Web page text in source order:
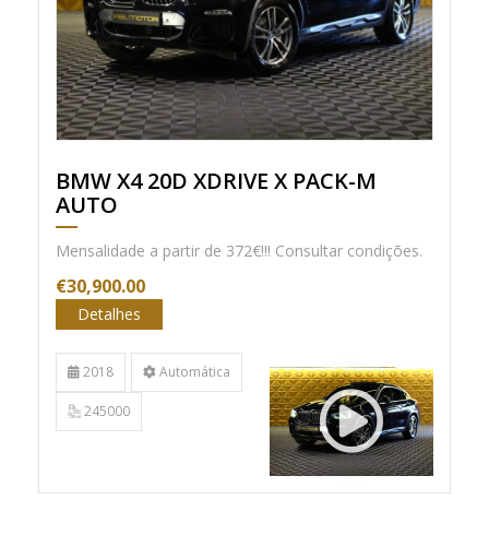
BMW X4 20D XDRIVE X PACK-M
AUTO
Mensalidade a partir de 372€!!! Consultar condições.
€30,900.00
Detalhes
2018 Automática
245000